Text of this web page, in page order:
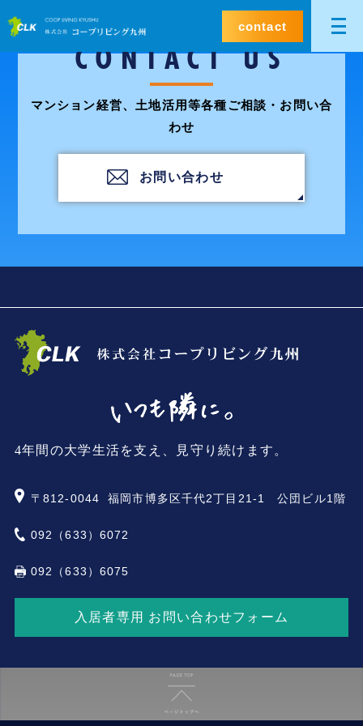
contact
CONTACT US
マンション経営、土地活用等各種ご相談・お問い合
わせ
お問い合わせ
4年間の大学生活を支え、見守り続けます。
〒812-0044 福岡市博多区千代2丁目21-1 公団ビル1階
092（633）6072
092（633）6075
入居者専用 お問い合わせフォーム